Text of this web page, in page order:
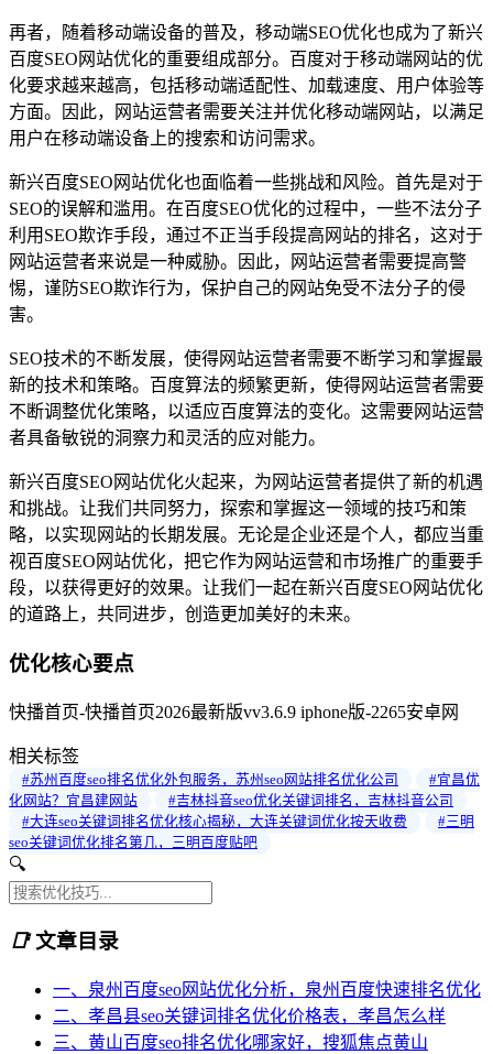
再者，随着移动端设备的普及，移动端SEO优化也成为了新兴
百度SEO网站优化的重要组成部分。百度对于移动端网站的优
化要求越来越高，包括移动端适配性、加载速度、用户体验等
方面。因此，网站运营者需要关注并优化移动端网站，以满足
用户在移动端设备上的搜索和访问需求。
新兴百度SEO网站优化也面临着一些挑战和风险。首先是对于
SEO的误解和滥用。在百度SEO优化的过程中，一些不法分子
利用SEO欺诈手段，通过不正当手段提高网站的排名，这对于
网站运营者来说是一种威胁。因此，网站运营者需要提高警
惕，谨防SEO欺诈行为，保护自己的网站免受不法分子的侵
害。
SEO技术的不断发展，使得网站运营者需要不断学习和掌握最
新的技术和策略。百度算法的频繁更新，使得网站运营者需要
不断调整优化策略，以适应百度算法的变化。这需要网站运营
者具备敏锐的洞察力和灵活的应对能力。
新兴百度SEO网站优化火起来，为网站运营者提供了新的机遇
和挑战。让我们共同努力，探索和掌握这一领域的技巧和策
略，以实现网站的长期发展。无论是企业还是个人，都应当重
视百度SEO网站优化，把它作为网站运营和市场推广的重要手
段，以获得更好的效果。让我们一起在新兴百度SEO网站优化
的道路上，共同进步，创造更加美好的未来。
优化核心要点
快播首页-快播首页2026最新版vv3.6.9 iphone版-2265安卓网
相关标签
#苏州百度seo排名优化外包服务，苏州seo网站排名优化公司
#宜昌优
化网站？宜昌建网站
#吉林抖音seo优化关键词排名，吉林抖音公司
#大连seo关键词排名优化核心揭秘，大连关键词优化按天收费
#三明
seo关键词优化排名第几，三明百度贴吧
🔍
📑文章目录
一、泉州百度seo网站优化分析，泉州百度快速排名优化
二、孝昌县seo关键词排名优化价格表，孝昌怎么样
三、黄山百度seo排名优化哪家好，搜狐焦点黄山